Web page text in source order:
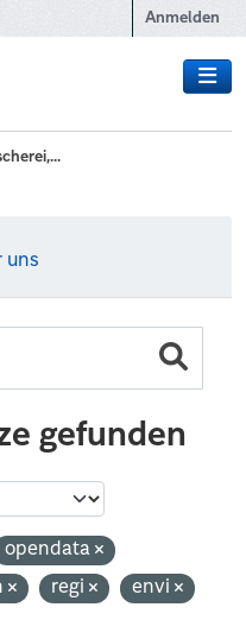
Anmelden
uns
gefunden
opendata
regi envi